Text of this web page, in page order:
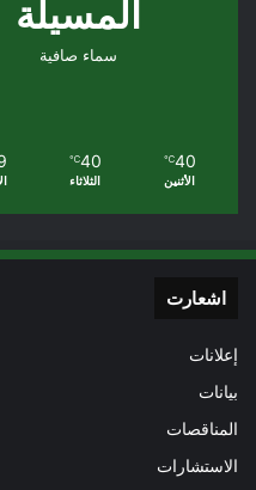
المسيلة
سماء صافية
40
℃
الأثنين
40
℃
الثلاثاء
اشعارت
إعلانات
بيانات
المناقصات
الاستشارات